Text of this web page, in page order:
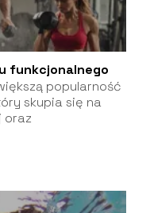
funkcjonalnego
popularność
skupia się na
oraz